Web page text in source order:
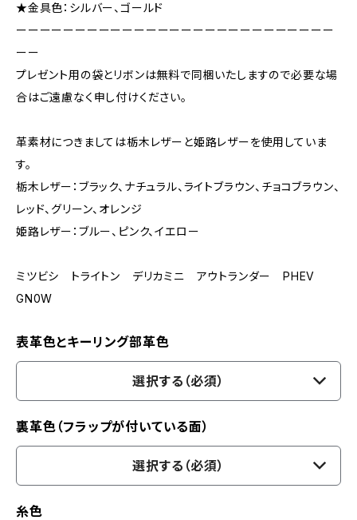
★金具色：シルバー、ゴールド
ーーーーーーーーーーーーーーーーーーーーーーーーーーー
ーー
プレゼント用の袋とリボンは無料で同梱いたしますので必要な場
合はご遠慮なく申し付けください。
革素材につきましては栃木レザーと姫路レザーを使用していま
す。
栃木レザー：ブラック、ナチュラル、ライトブラウン、チョコブラウン、
レッド、グリーン、オレンジ
姫路レザー：ブルー、ピンク、イエロー
ミツビシ トライトン デリカミニ アウトランダー PHEV
GN0W
表革色とキーリング部革色
選択する（必須）
裏革色（フラップが付いている面）
選択する（必須）
糸色